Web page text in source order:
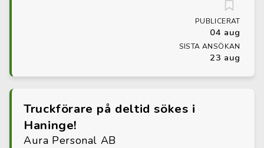
PUBLICERAT
04 aug
SISTA ANSÖKAN
23 aug
Truckförare på deltid sökes i
Haninge!
Aura Personal AB